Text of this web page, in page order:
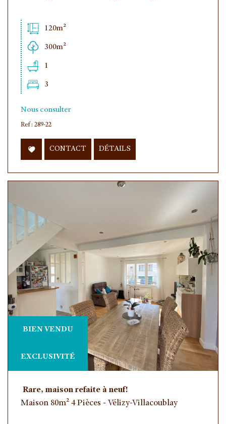
120m²
300m²
1
3
Nous consulter
Ref : 289-22
CONTACT DÉTAILS
BIEN VENDU
EXCLUSIVITÉ
Rare, maison refaite à neuf!
Maison 80m² 4 Pièces - Vélizy-Villacoublay